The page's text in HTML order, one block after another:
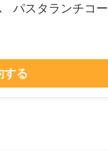
パスタランチコー
する